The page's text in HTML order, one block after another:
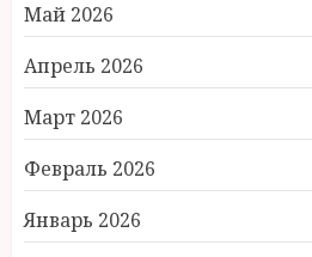
Май 2026
Апрель 2026
Март 2026
Февраль 2026
Январь 2026